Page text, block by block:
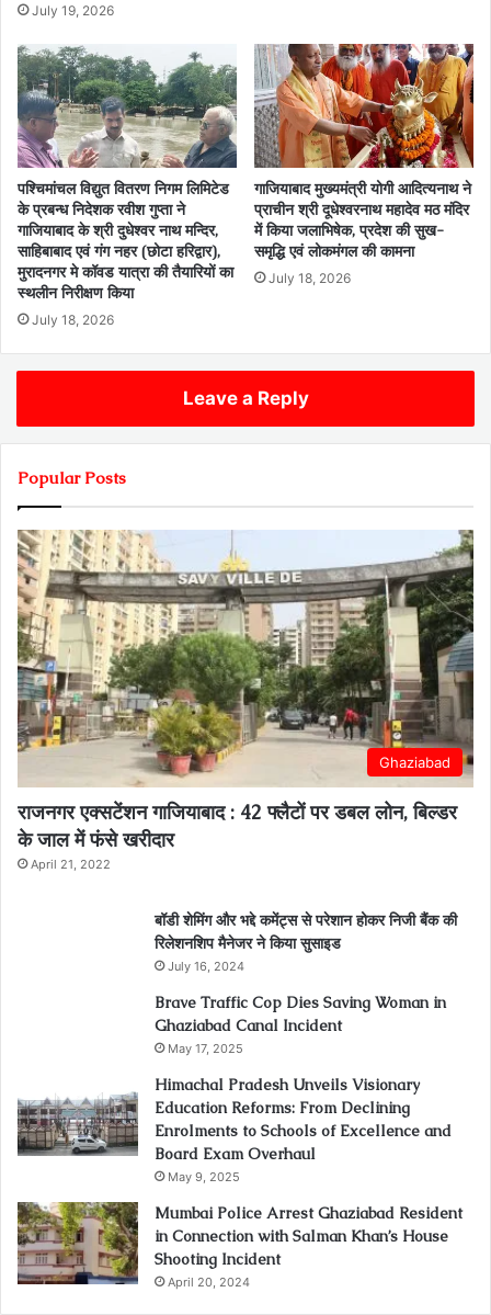
July 19, 2026
पश्चिमांचल विद्युत वितरण निगम लिमिटेड
के प्रबन्ध निदेशक रवीश गुप्ता ने
गाजियाबाद के श्री दुधेश्वर नाथ मन्दिर,
साहिबाबाद एवं गंग नहर (छोटा हरिद्वार),
मुरादनगर मे कॉवड यात्रा की तैयारियों का
स्थलीन निरीक्षण किया
July 18, 2026
गाजियाबाद मुख्यमंत्री योगी आदित्यनाथ ने
प्राचीन श्री दूधेश्वरनाथ महादेव मठ मंदिर
में किया जलाभिषेक, प्रदेश की सुख-
समृद्धि एवं लोकमंगल की कामना
July 18, 2026
Leave a Reply
Popular Posts
Ghaziabad
राजनगर एक्सटेंशन गाजियाबाद : 42 फ्लैटों पर डबल लोन, बिल्डर
के जाल में फंसे खरीदार
April 21, 2022
बॉडी शेमिंग और भद्दे कमेंट्स से परेशान होकर निजी बैंक की
रिलेशनशिप मैनेजर ने किया सुसाइड
July 16, 2024
Brave Traffic Cop Dies Saving Woman in
Ghaziabad Canal Incident
May 17, 2025
Himachal Pradesh Unveils Visionary
Education Reforms: From Declining
Enrolments to Schools of Excellence and
Board Exam Overhaul
May 9, 2025
Mumbai Police Arrest Ghaziabad Resident
in Connection with Salman Khan’s House
Shooting Incident
April 20, 2024